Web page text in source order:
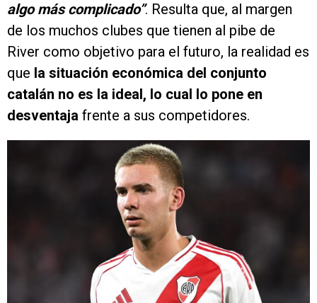
algo más complicado”. Resulta que, al margen
de los muchos clubes que tienen al pibe de
River como objetivo para el futuro, la realidad es
que la situación económica del conjunto
catalán no es la ideal, lo cual lo pone en
desventaja frente a sus competidores.